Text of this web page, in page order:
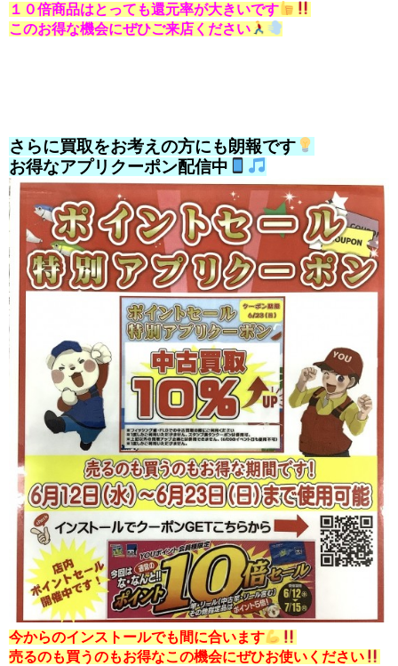
１０倍商品はとっても還元率が大きいです
このお得な機会にぜひご来店ください
さらに買取をお考えの方にも朗報です
お得なアプリクーポン配信中
今からのインストールでも間に合います
売るのも買うのもお得なこの機会にぜひお使いください